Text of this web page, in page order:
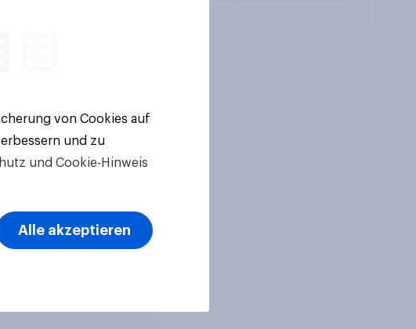
von Cookies auf
und zu
und Cookie-Hinweis
Alle akzeptieren